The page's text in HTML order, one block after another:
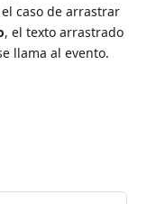
caso de arrastrar
, el texto arrastrado
llama al evento.